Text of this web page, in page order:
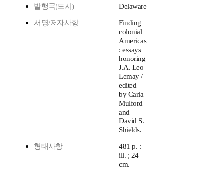
발행국(도시) Delaware
서명/저자사항
Finding
colonial
Americas
: essays
honoring
J.A. Leo
Lemay /
edited
by Carla
Mulford
and
David S.
Shields.
형태사항
481 p. :
ill. ; 24
cm.